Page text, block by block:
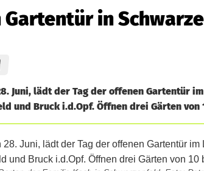
in
Juni, lädt der Tag der offenen Gartentür
und Bruck i.d.Opf. Öffnen drei Gärten von